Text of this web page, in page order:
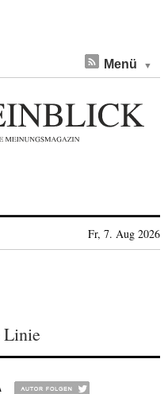
Menü
Fr, 7. Aug 2026
Linie